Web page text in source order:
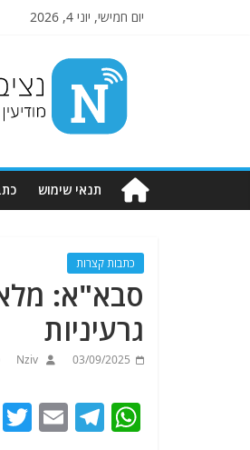
יום חמישי, יוני 4, 2026
מודיעין
מהמקורות
תנאי שימוש
כתבות קצרות
גרעיניות
03/09/2025
Nziv
W
T
E